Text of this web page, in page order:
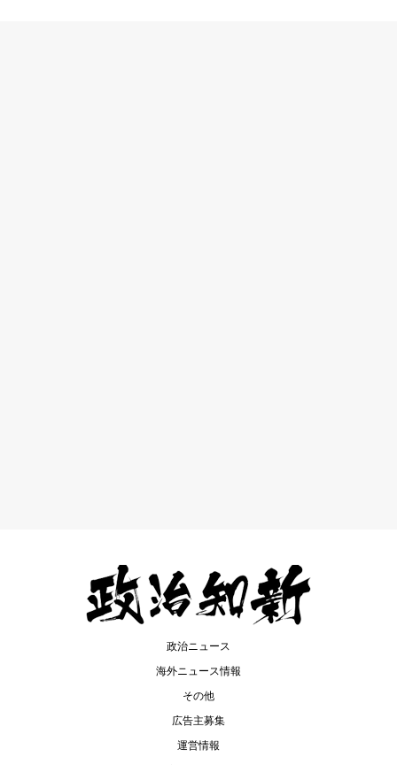
政治ニュース
海外ニュース情報
その他
広告主募集
運営情報